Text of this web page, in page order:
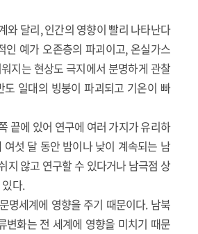
와 달리, 인간의 영향이 빨리 나타난다
인 예가 오존층의 파괴이고, 온실가스
지는 현상도 극지에서 분명하게 관찰
도 일대의 빙붕이 파괴되고 기온이 빠
끝에 있어 연구에 여러 가지가 유리하
여섯 달 동안 밤이나 낮이 계속되는 남
지 않고 연구할 수 있다거나 남극점 상
다.
명세계에 영향을 주기 때문이다. 남북
변화는 전 세계에 영향을 미치기 때문